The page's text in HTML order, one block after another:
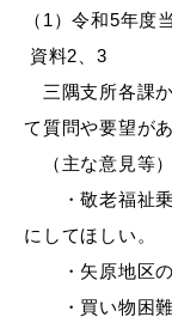
公共施
便利な
（1）令和5年度
資料2、3
三隅支所各課
て質問や要望があ
（主な意見等）
・敬老福祉乗
にしてほしい。
・矢原地区の
・買い物困難